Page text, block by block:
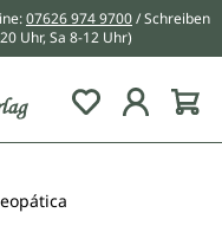
07626 974 9700/ Schreiben
Uhr, Sa 8-12 Uhr)
Du hast 0